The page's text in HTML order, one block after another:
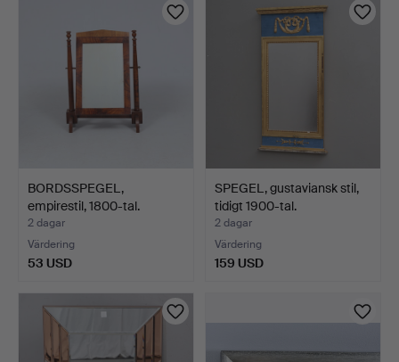
BORDSSPEGEL,
empirestil, 1800-tal.
2 dagar
Värdering
53 USD
SPEGEL, gustaviansk stil,
tidigt 1900-tal.
2 dagar
Värdering
159 USD